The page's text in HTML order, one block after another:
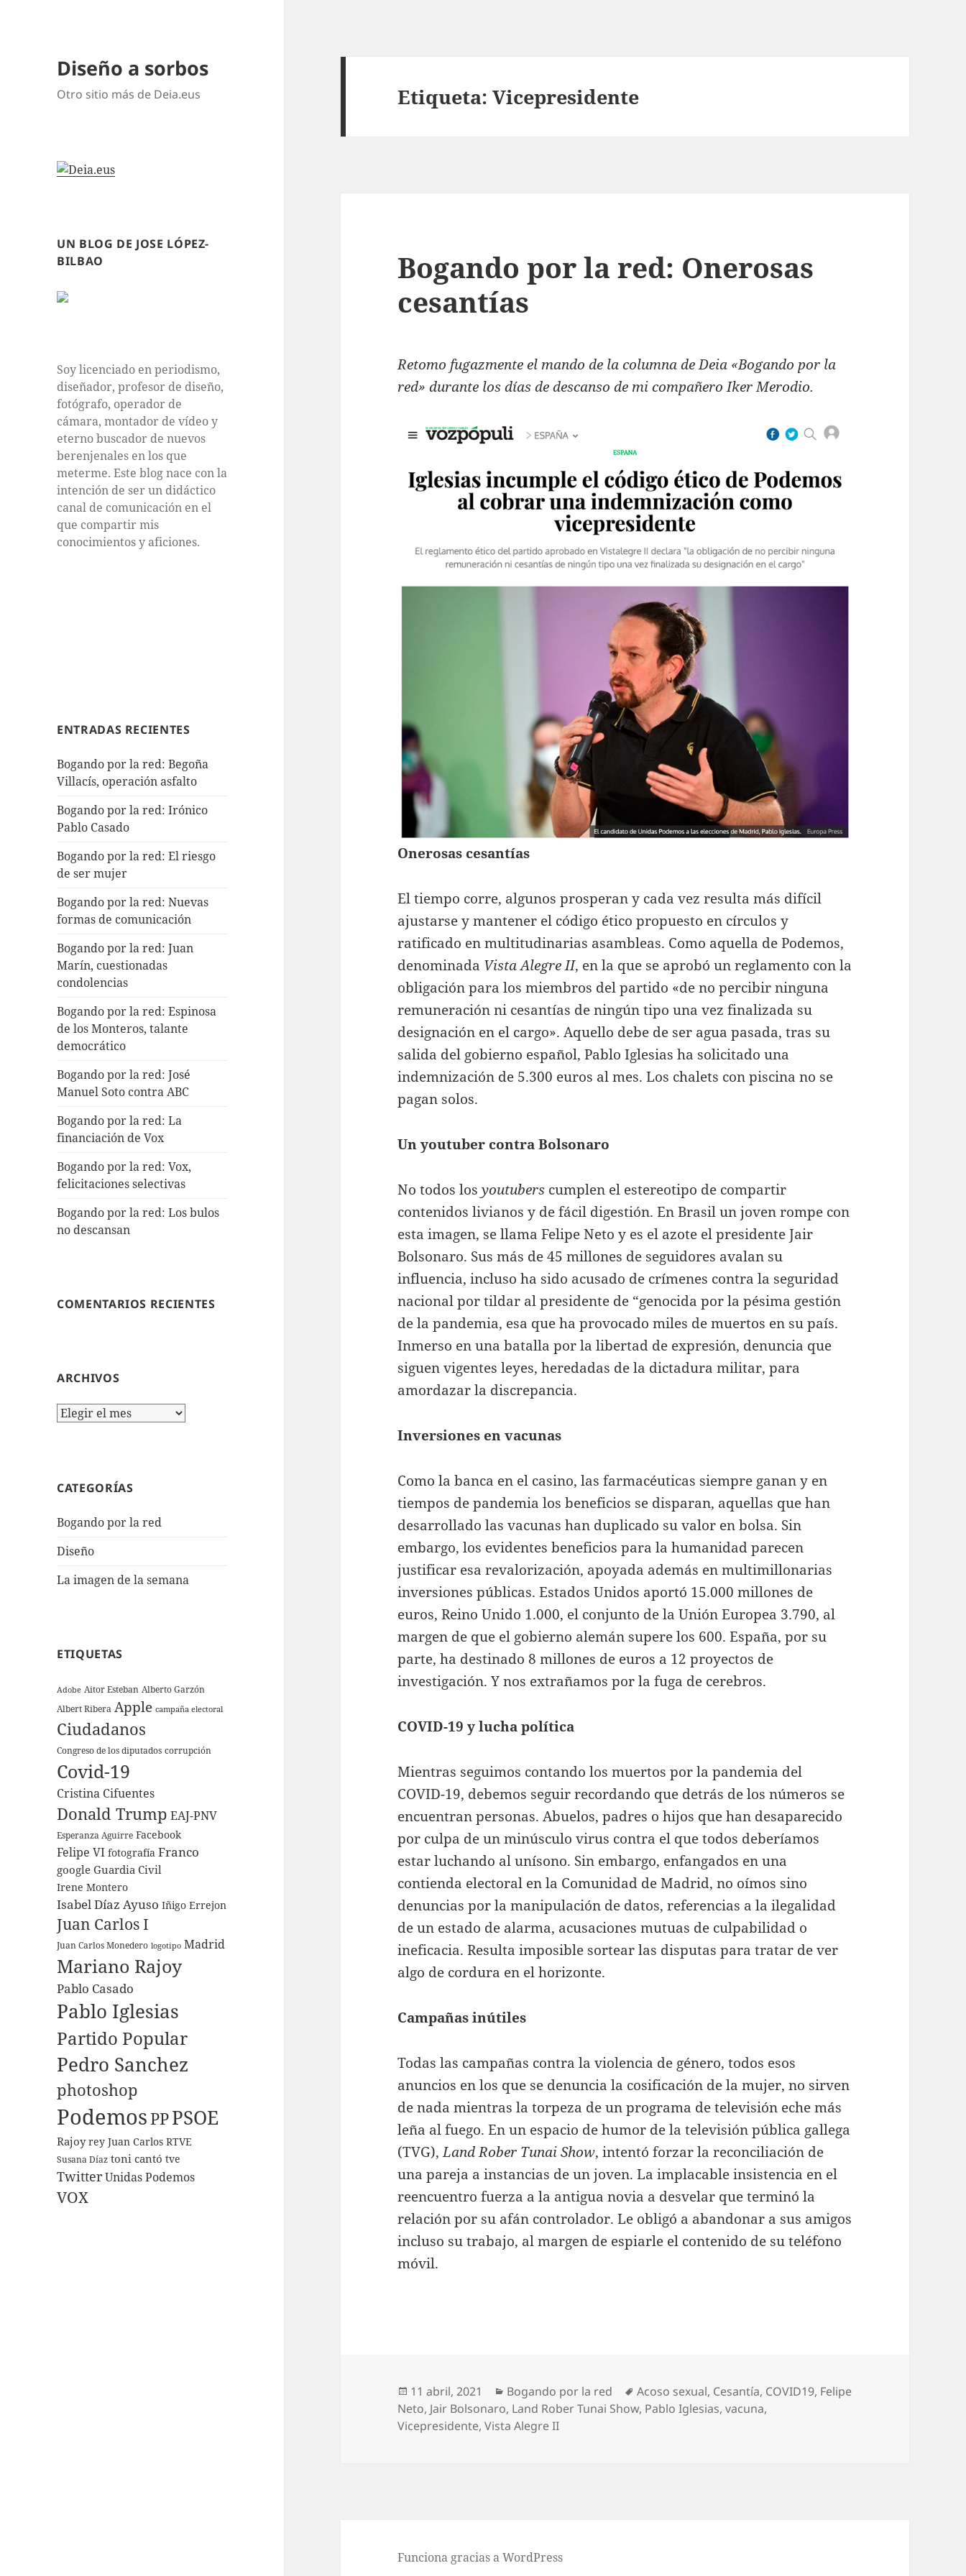
Diseño a sorbos
Otro sitio más de Deia.eus
UN BLOG DE JOSE LÓPEZ-
BILBAO
Soy licenciado en periodismo,
diseñador, profesor de diseño,
fotógrafo, operador de
cámara, montador de vídeo y
eterno buscador de nuevos
berenjenales en los que
meterme. Este blog nace con la
intención de ser un didáctico
canal de comunicación en el
que compartir mis
conocimientos y aficiones.
ENTRADAS RECIENTES
Bogando por la red: Begoña
Villacís, operación asfalto
Bogando por la red: Irónico
Pablo Casado
Bogando por la red: El riesgo
de ser mujer
Bogando por la red: Nuevas
formas de comunicación
Bogando por la red: Juan
Marín, cuestionadas
condolencias
Bogando por la red: Espinosa
de los Monteros, talante
democrático
Bogando por la red: José
Manuel Soto contra ABC
Bogando por la red: La
financiación de Vox
Bogando por la red: Vox,
felicitaciones selectivas
Bogando por la red: Los bulos
no descansan
COMENTARIOS RECIENTES
ARCHIVOS
Archivos
CATEGORÍAS
Bogando por la red
Diseño
La imagen de la semana
ETIQUETAS
Adobe Aitor Esteban Alberto Garzón
Albert Ribera Apple campaña electoral
Ciudadanos
Congreso de los diputados corrupción
Covid-19
Cristina Cifuentes
Donald Trump EAJ-PNV
Esperanza Aguirre Facebook
Felipe VI fotografía Franco
google Guardia Civil
Irene Montero
Isabel Díaz Ayuso Iñigo Errejon
Juan Carlos I
Juan Carlos Monedero logotipo Madrid
Mariano Rajoy
Pablo Casado
Pablo Iglesias
Partido Popular
Pedro Sanchez
photoshop
PodemosPPPSOE
Rajoy rey Juan Carlos RTVE
Susana Díaz toni cantó tve
TwitterUnidas Podemos
VOX
Etiqueta:Vicepresidente
Bogando por la red: Onerosas
cesantías
Retomo fugazmente el mando de la columna de Deia «Bogando por la
red» durante los días de descanso de mi compañero Iker Merodio.
Onerosas cesantías
El tiempo corre, algunos prosperan y cada vez resulta más difícil
ajustarse y mantener el código ético propuesto en círculos y
ratificado en multitudinarias asambleas. Como aquella de Podemos,
denominada Vista Alegre II, en la que se aprobó un reglamento con la
obligación para los miembros del partido «de no percibir ninguna
remuneración ni cesantías de ningún tipo una vez finalizada su
designación en el cargo». Aquello debe de ser agua pasada, tras su
salida del gobierno español, Pablo Iglesias ha solicitado una
indemnización de 5.300 euros al mes. Los chalets con piscina no se
pagan solos.
Un youtuber contra Bolsonaro
No todos losyoutubers cumplen el estereotipo de compartir
contenidos livianos y de fácil digestión. En Brasil un joven rompe con
esta imagen, se llama Felipe Neto y es el azote el presidente Jair
Bolsonaro. Sus más de 45 millones de seguidores avalan su
influencia, incluso ha sido acusado de crímenes contra la seguridad
nacional por tildar al presidente de “genocida por la pésima gestión
de la pandemia, esa que ha provocado miles de muertos en su país.
Inmerso en una batalla por la libertad de expresión, denuncia que
siguen vigentes leyes, heredadas de la dictadura militar, para
amordazar la discrepancia.
Inversiones en vacunas
Como la banca en el casino, las farmacéuticas siempre ganan y en
tiempos de pandemia los beneficios se disparan, aquellas que han
desarrollado las vacunas han duplicado su valor en bolsa. Sin
embargo, los evidentes beneficios para la humanidad parecen
justificar esa revalorización, apoyada además en multimillonarias
inversiones públicas. Estados Unidos aportó 15.000 millones de
euros, Reino Unido 1.000, el conjunto de la Unión Europea 3.790, al
margen de que el gobierno alemán supere los 600. España, por su
parte, ha destinado 8 millones de euros a 12 proyectos de
investigación. Y nos extrañamos por la fuga de cerebros.
COVID-19 y lucha política
Mientras seguimos contando los muertos por la pandemia del
COVID-19, debemos seguir recordando que detrás de los números se
encuentran personas. Abuelos, padres o hijos que han desaparecido
por culpa de un minúsculo virus contra el que todos deberíamos
estar luchando al unísono. Sin embargo, enfangados en una
contienda electoral en la Comunidad de Madrid, no oímos sino
denuncias por la manipulación de datos, referencias a la ilegalidad
de un estado de alarma, acusaciones mutuas de culpabilidad o
ineficacia. Resulta imposible sortear las disputas para tratar de ver
algo de cordura en el horizonte.
Campañas inútiles
Todas las campañas contra la violencia de género, todos esos
anuncios en los que se denuncia la cosificación de la mujer, no sirven
de nada mientras la torpeza de un programa de televisión eche más
leña al fuego. En un espacio de humor de la televisión pública gallega
(TVG),Land Rober Tunai Show, intentó forzar la reconciliación de
una pareja a instancias de un joven. La implacable insistencia en el
reencuentro fuerza a la antigua novia a desvelar que terminó la
relación por su afán controlador. Le obligó a abandonar a sus amigos
incluso su trabajo, al margen de espiarle el contenido de su teléfono
móvil.
Publicado
el
11 abril, 2021 Categorías
Bogando por la red Etiquetas
Acoso sexual, Cesantía, COVID19, Felipe
Neto, Jair Bolsonaro, Land Rober Tunai Show, Pablo Iglesias,vacuna,
Vicepresidente,Vista Alegre II
Funciona gracias a WordPress